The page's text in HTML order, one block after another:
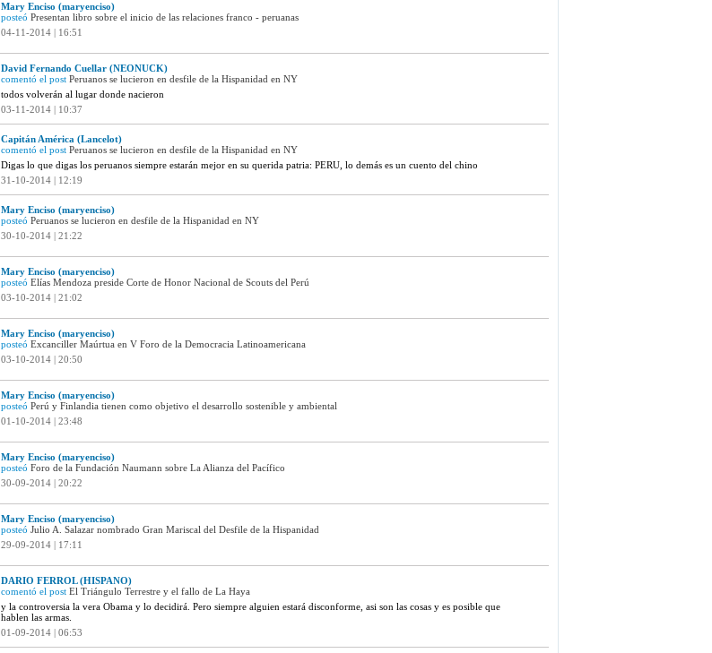
Mary Enciso (maryenciso)
posteó Presentan libro sobre el inicio de las relaciones franco - peruanas
04-11-2014 | 16:51
David Fernando Cuellar (NEONUCK)
comentó el post Peruanos se lucieron en desfile de la Hispanidad en NY
todos volverán al lugar donde nacieron
03-11-2014 | 10:37
Capitán América (Lancelot)
comentó el post Peruanos se lucieron en desfile de la Hispanidad en NY
Digas lo que digas los peruanos siempre estarán mejor en su querida patria: PERU, lo demás es un cuento del chino
31-10-2014 | 12:19
Mary Enciso (maryenciso)
posteó Peruanos se lucieron en desfile de la Hispanidad en NY
30-10-2014 | 21:22
Mary Enciso (maryenciso)
posteó Elías Mendoza preside Corte de Honor Nacional de Scouts del Perú
03-10-2014 | 21:02
Mary Enciso (maryenciso)
posteó Excanciller Maúrtua en V Foro de la Democracia Latinoamericana
03-10-2014 | 20:50
Mary Enciso (maryenciso)
posteó Perú y Finlandia tienen como objetivo el desarrollo sostenible y ambiental
01-10-2014 | 23:48
Mary Enciso (maryenciso)
posteó Foro de la Fundación Naumann sobre La Alianza del Pacífico
30-09-2014 | 20:22
Mary Enciso (maryenciso)
posteó Julio A. Salazar nombrado Gran Mariscal del Desfile de la Hispanidad
29-09-2014 | 17:11
DARIO FERROL (HISPANO)
comentó el post El Triángulo Terrestre y el fallo de La Haya
y la controversia la vera Obama y lo decidirá. Pero siempre alguien estará disconforme, asi son las cosas y es posible que
hablen las armas.
01-09-2014 | 06:53